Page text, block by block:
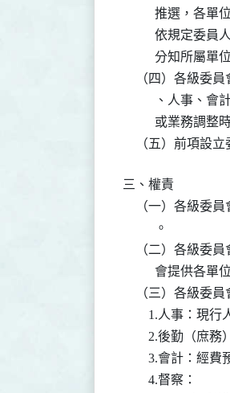
推選，
依規定
分知所屬單
（四）各級委
、人事
或業務
（五）前項設
三、權責
（一）各級委
          。
（二）各級委
會提供各
（三）各級委
1.人事：
2.後勤（
3.會計：經
        4.督察：